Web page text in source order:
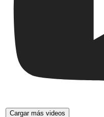
Cargar más videos